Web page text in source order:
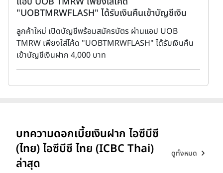
"UOBTMRWFLASH" ได้รับเงินคืนเข้าบัญชีเงิน
ฝาก 4,000 บาท
ลูกค้าใหม่ เปิดบัญชีพร้อมสมัครบัตร ผ่านแอป UOB
TMRW เพียงใส่โค้ด "UOBTMRWFLASH" ได้รับเงินคืน
เข้าบัญชีเงินฝาก 4,000 บาท
บทความดอกเบี้ยเงินฝาก ไอซีบีซี
(ไทย) ไอซีบีซี ไทย (ICBC Thai)
ล่าสุด
ดูทั้งหมด